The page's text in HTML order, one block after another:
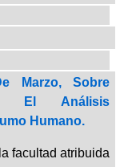
Marzo, Sobre
El Análisis
Humano.
facultad atribuida